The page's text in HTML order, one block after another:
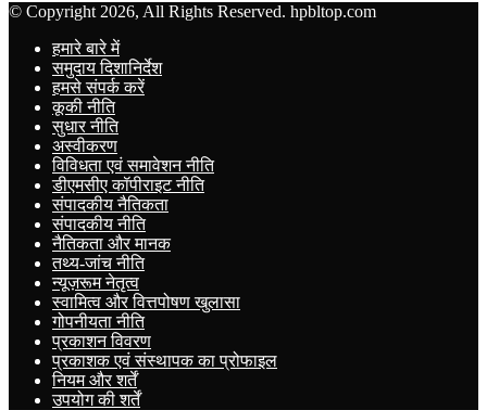
© Copyright 2026, All Rights Reserved. hpbltop.com
हमारे बारे में
समुदाय दिशानिर्देश
हमसे संपर्क करें
कूकी नीति
सुधार नीति
अस्वीकरण
विविधता एवं समावेशन नीति
डीएमसीए कॉपीराइट नीति
संपादकीय नैतिकता
संपादकीय नीति
नैतिकता और मानक
तथ्य-जांच नीति
न्यूज़रूम नेतृत्व
स्वामित्व और वित्तपोषण खुलासा
गोपनीयता नीति
प्रकाशन विवरण
प्रकाशक एवं संस्थापक का प्रोफाइल
नियम और शर्तें
उपयोग की शर्तें